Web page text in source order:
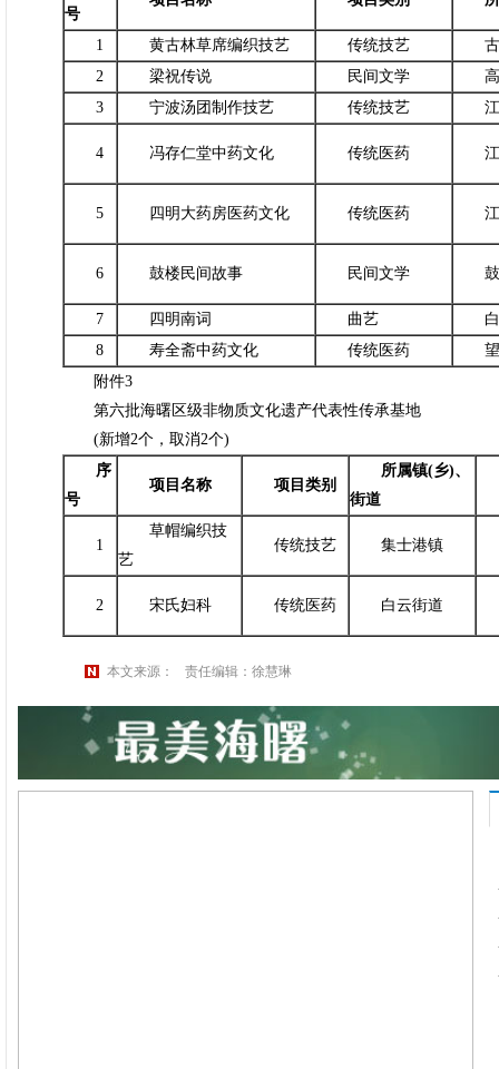
号
1 黄古林草席编织技艺 传统技艺
古
2
梁祝传说 民间文学
高
3
宁波汤团制作技艺 传统技艺 江
4 冯存仁堂中药文化 传统医药 江
5 四明大药房医药文化 传统医药 江
6 鼓楼民间故事 民间文学 鼓
7 四明南词 曲艺
白
8
寿全斋中药文化 传统医药
望
附件3
第六批海曙区级非物质文化遗产代表性传承基地
(新增2个，取消2个)
序
号
项目名称 项目类别
所属镇(乡)、
街道
1
草帽编织技
艺
传统技艺 集士港镇
2 宋氏妇科 传统医药 白云街道
本文来源： 责任编辑：徐慧琳